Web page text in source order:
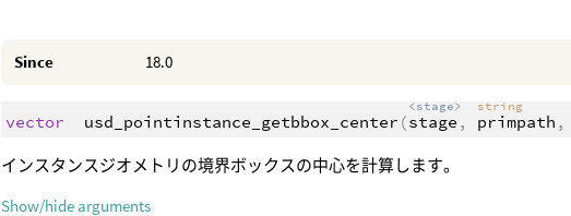
Since 18.0
vector usd_pointinstance_getbbox_center (
<stage>
stage ,
string
primpath ,
インスタンスジオメトリの境界ボックスの中心を計算します。
Show/hide arguments